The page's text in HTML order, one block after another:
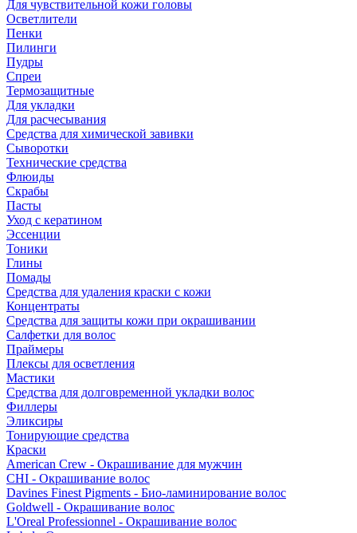
Для чувствительной кожи головы
Осветлители
Пенки
Пилинги
Пудры
Спреи
Термозащитные
Для укладки
Для расчесывания
Средства для химической завивки
Сыворотки
Технические средства
Флюиды
Скрабы
Пасты
Уход с кератином
Эссенции
Тоники
Глины
Помады
Средства для удаления краски с кожи
Концентраты
Средства для защиты кожи при окрашивании
Салфетки для волос
Праймеры
Плексы для осветления
Мастики
Средства для долговременной укладки волос
Филлеры
Эликсиры
Тонирующие средства
Краски
American Crew - Окрашивание для мужчин
CHI - Окрашивание волос
Davines Finest Pigments - Био-ламинирование волос
Goldwell - Окрашивание волос
L'Oreal Professionnel - Окрашивание волос